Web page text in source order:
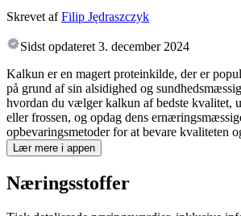
Skrevet af Filip Jędraszczyk
Sidst opdateret 3. december 2024
Kalkun er en magert proteinkilde, der er
på grund af sin alsidighed og
hvordan du vælger kalkun af bedste kvalitet,
eller frossen, og opdag dens
opbevaringsmetoder for at bevare kvaliteten
Lær mere i appen
Næringsstoffer